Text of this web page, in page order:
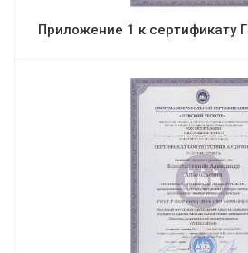
Приложение 1 к сертификату